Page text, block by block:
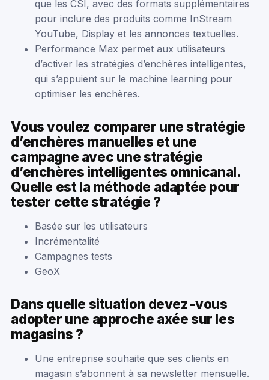
que les CSI, avec des formats supplémentaires
pour inclure des produits comme InStream
YouTube, Display et les annonces textuelles.
Performance Max permet aux utilisateurs
d’activer les stratégies d’enchères intelligentes,
qui s’appuient sur le machine learning pour
optimiser les enchères.
Vous voulez comparer une stratégie
d’enchères manuelles et une
campagne avec une stratégie
d’enchères intelligentes omnicanal.
Quelle est la méthode adaptée pour
tester cette stratégie ?
Basée sur les utilisateurs
Incrémentalité
Campagnes tests
GeoX
Dans quelle situation devez-vous
adopter une approche axée sur les
magasins ?
Une entreprise souhaite que ses clients en
magasin s’abonnent à sa newsletter mensuelle.